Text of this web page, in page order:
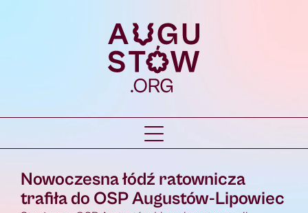
Nowoczesna łódź ratownicza
trafiła do OSP Augustów-Lipowiec